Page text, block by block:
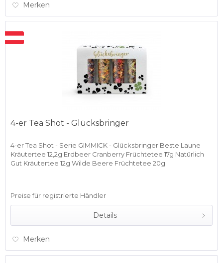
Merken
4-er Tea Shot - Glücksbringer
4-er Tea Shot - Serie GIMMICK - Glücksbringer Beste Laune
Kräutertee 12,2g Erdbeer Cranberry Früchtetee 17g Natürlich
Gut Kräutertee 12g Wilde Beere Früchtetee 20g
Preise für registrierte Händler
Details
Merken